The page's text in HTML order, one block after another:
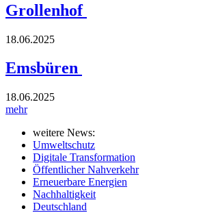
Grollenhof
18.06.2025
Emsbüren
18.06.2025
mehr
weitere News:
Umweltschutz
Digitale Transformation
Öffentlicher Nahverkehr
Erneuerbare Energien
Nachhaltigkeit
Deutschland